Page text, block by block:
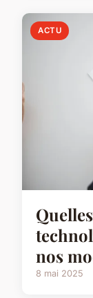
ACTU
nos
8 mai 2025